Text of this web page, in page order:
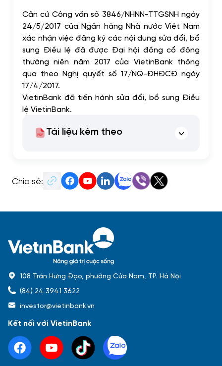
Căn cứ Công văn số 3846/NHNN-TTGSNH ngày
24/5/2017 của Ngân hàng Nhà nước Việt Nam
xác nhận việc đăng ký các nội dung sửa đổi, bổ
sung Điều lệ đã được Đại hội đồng cổ đông
thường niên năm 2017 của VietinBank thông
qua theo Nghị quyết số 17/NQ-ĐHĐCĐ ngày
17/4/2017.
VietinBank đã tiến hành sửa đổi, bổ sung Điều
lệ VietinBank.
Tài liệu kèm theo
Chia sẻ:
108 Trần Hưng Đạo, phường Cửa Nam, TP. Hà Nội
(84) 24 3941 3622
investor@vietinbank.vn
Kết nối với VietinBank